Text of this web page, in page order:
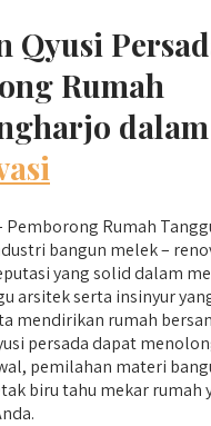
Qyusi
Rumah
dalam
Pemborong Rumah
bangun melek –
yang solid dalam
arsitek serta insinyur
mendirikan rumah
persada dapat
pemilahan materi
biru tahu mekar rumah